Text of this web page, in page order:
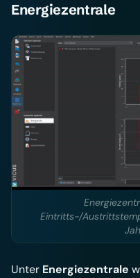
Energiezentrale
Eintritts-/
Unter Energiezentrale